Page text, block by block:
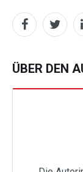
ÜBER DEN